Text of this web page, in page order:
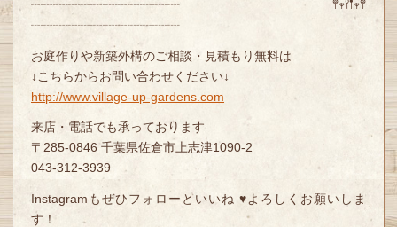
┈┈┈┈┈┈┈┈┈┈┈┈ 𖤣𖥧𖥣𖡡𖥧𖤣
┈┈┈┈┈┈┈┈┈┈┈┈
お庭作りや新築外構のご相談・見積もり無料は
↓こちらからお問い合わせください↓
http://www.village-up-gardens.com
来店・電話でも承っております
〒285-0846 千葉県佐倉市上志津1090-2
043-312-3939
Instagramもぜひフォローといいね ♥よろしくお願いしま
す！